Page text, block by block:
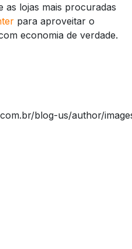
as lojas mais procuradas
para aproveitar o
economia de verdade.